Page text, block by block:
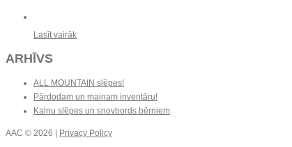
Lasīt vairāk
ARHĪVS
ALL MOUNTAIN slēpes!
Pārdodam un mainam inventāru!
Kalnu slēpes un snovbords bērniem
AAC © 2026 | Privacy Policy